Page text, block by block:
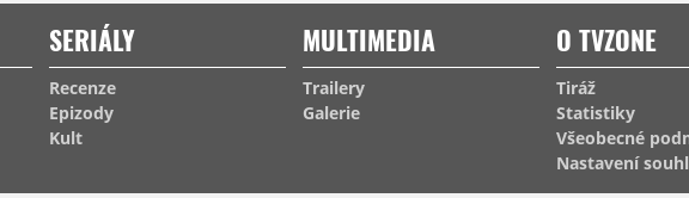
SERIÁLY
Recenze
Epizody
Kult
MULTIMEDIA
Trailery
Galerie
O TVZONE
Tiráž
Statistiky
Všeobecné
Nastavení